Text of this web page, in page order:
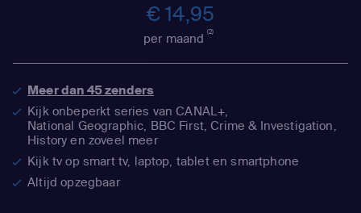
€ 14,95
per maand(2)
Meer dan 45 zenders
Kijk onbeperkt series van CANAL+,
National Geographic, BBC First, Crime & Investigation,
History en zoveel meer
Kijk tv op smart tv, laptop, tablet en smartphone
Altijd opzegbaar